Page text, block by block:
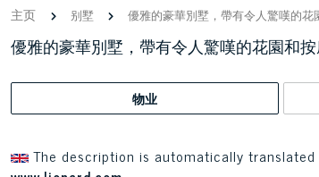
主页 别墅 優雅的豪華別墅，帶有令人驚嘆的花
優雅的豪華別墅，帶有令人驚嘆的花園和
物业
The description is automatically